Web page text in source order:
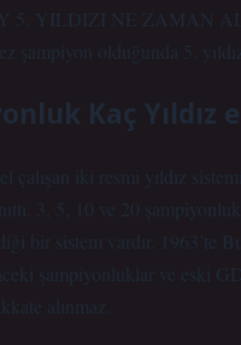
5. YILDIZI NE ZAMAN
şampiyon olduğunda 5.
Kaç Yıldız
çalışan iki resmi yıldız
3, 5, 10 ve 20
bir sistem vardır. 1963’te
şampiyonluklar ve eski
alınmaz.